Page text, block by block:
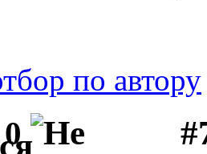
по автору
0